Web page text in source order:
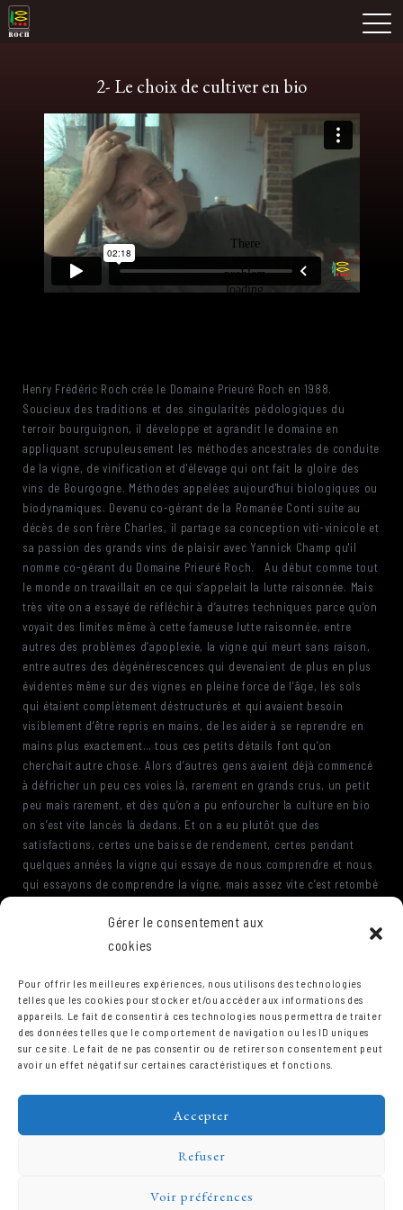
Gérer le consentement aux
cookies
Pour offrir les meilleures expériences, nous utilisons des technologies
telles que les cookies pour stocker et/ou accéder aux informations des
appareils. Le fait de consentir à ces technologies nous permettra de traiter
des données telles que le comportement de navigation ou les ID uniques
sur ce site. Le fait de ne pas consentir ou de retirer son consentement peut
avoir un effet négatif sur certaines caractéristiques et fonctions.
Accepter
Refuser
Voir préférences
Skip
to
Domaine Prieuré Roch
2- Le choix de cultiver en bio
Henry Frédéric Roch crée le Domaine Prieuré Roch en 1988.
Soucieux des traditions et des singularités pédologiques du
terroir bourguignon, il développe et agrandit le domaine en
appliquant scrupuleusement les méthodes ancestrales de conduite
de la vigne, de vinification et d'élevage qui ont fait la gloire des
vins de Bourgogne. Méthodes appelées aujourd'hui biologiques ou
biodynamiques. Devenu co-gérant de la Romanée Conti suite au
décès de son frère Charles, il partage sa conception viti-vinicole et
sa passion des grands vins de plaisir avec Yannick Champ qu'il
nomme co-gérant du Domaine Prieuré Roch. Au début comme tout
le monde on travaillait en ce qui s’appelait la lutte raisonnée. Mais
très vite on a essayé de réfléchir à d’autres techniques parce qu’on
voyait des limites même à cette fameuse lutte raisonnée, entre
autres des problèmes d’apoplexie, la vigne qui meurt sans raison,
entre autres des dégénérescences qui devenaient de plus en plus
évidentes même sur des vignes en pleine force de l’âge, les sols
qui étaient complètement déstructurés et qui avaient besoin
visiblement d’être repris en mains, de les aider à se reprendre en
mains plus exactement… tous ces petits détails font qu’on
cherchait autre chose. Alors d’autres gens avaient déjà commencé
à défricher un peu ces voies là, rarement en grands crus, un petit
peu mais rarement, et dès qu’on a pu enfourcher la culture en bio
on s’est vite lancés là dedans. Et on a eu plutôt que des
satisfactions, certes une baisse de rendement, certes pendant
quelques années la vigne qui essaye de nous comprendre et nous
qui essayons de comprendre la vigne, mais assez vite c’est retombé
beaucoup moins élevés et des minimas aussi assez stables,
surtout dans les très vieilles vignes, les vignes de plus de trente-
leur enracinement, et ça faisait que la vigne pouvait s’exprimer de
manière beaucoup plus fiable, durable.
Domaine Prieuré Roch © 2026.